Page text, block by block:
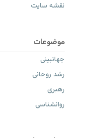
نقشه سایت
جهانبینی
رشد روحانی
رهبری
روانشناسی